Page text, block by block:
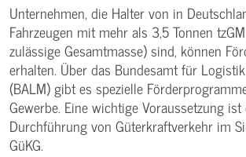
Unternehmen, die Halter von in
Fahrzeugen mit mehr als 3,5 Tonnen
zulässige Gesamtmasse) sind, können
erhalten. Über das Bundesamt für
(BALM) gibt es spezielle
Gewerbe. Eine wichtige Voraussetzung
Durchführung von Güterkraftverkehr im
GüKG.